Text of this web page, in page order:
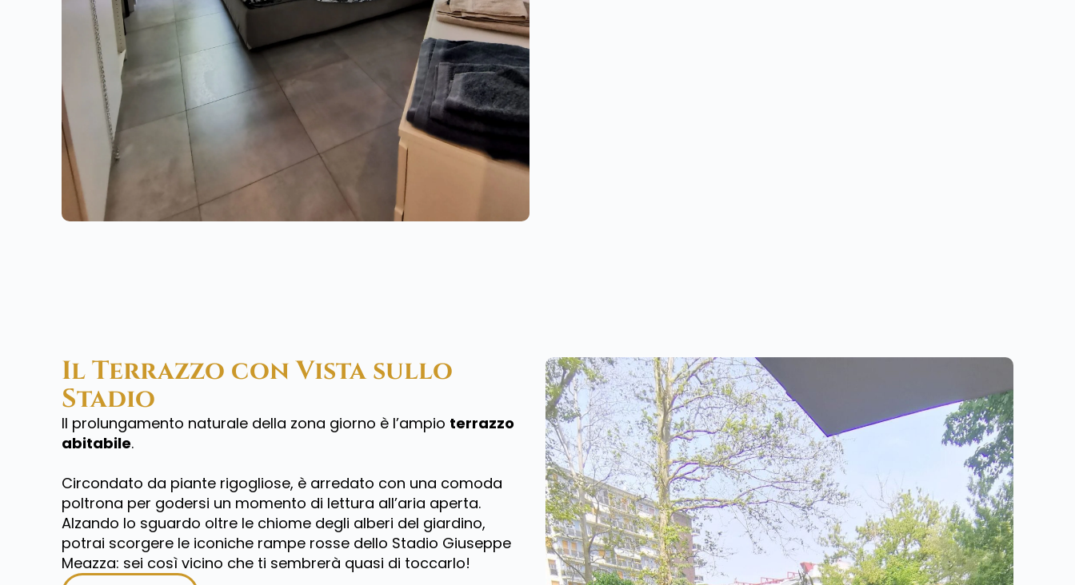
Il Terrazzo con Vista sullo
Stadio
Il prolungamento naturale della zona giorno è l’ampio terrazzo
abitabile.
Circondato da piante rigogliose, è arredato con una comoda
poltrona per godersi un momento di lettura all’aria aperta.
Alzando lo sguardo oltre le chiome degli alberi del giardino,
potrai scorgere le iconiche rampe rosse dello Stadio Giuseppe
Meazza: sei così vicino che ti sembrerà quasi di toccarlo!